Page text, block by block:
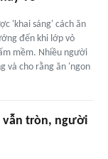
'khai sáng' cách ăn
đến khi lớp vỏ
mềm. Nhiều người
và cho rằng ăn 'ngon
vẫn tròn, người